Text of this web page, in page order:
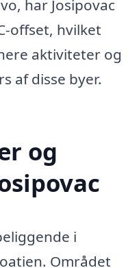
har Josipovac
offset, hvilket
aktiviteter og
af disse byer.
og
i
Området